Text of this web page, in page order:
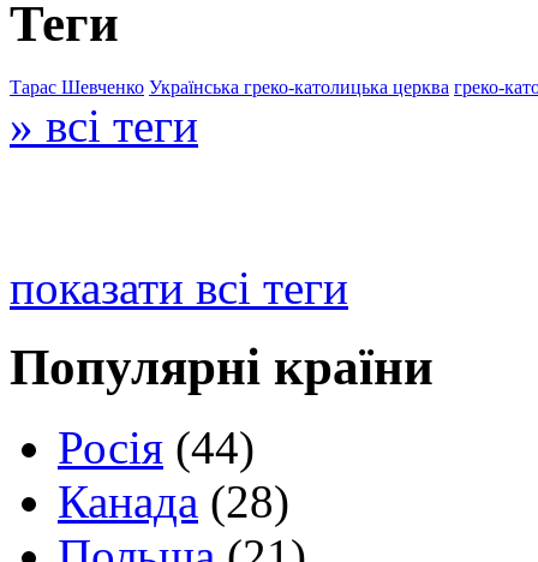
Теги
Тарас Шевченко Українська греко-католицька церква греко-
» всі теги
показати всі теги
Популярні країни
Росія (44)
Канада (28)